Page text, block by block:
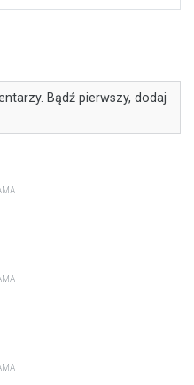
Bądź pierwszy, dodaj